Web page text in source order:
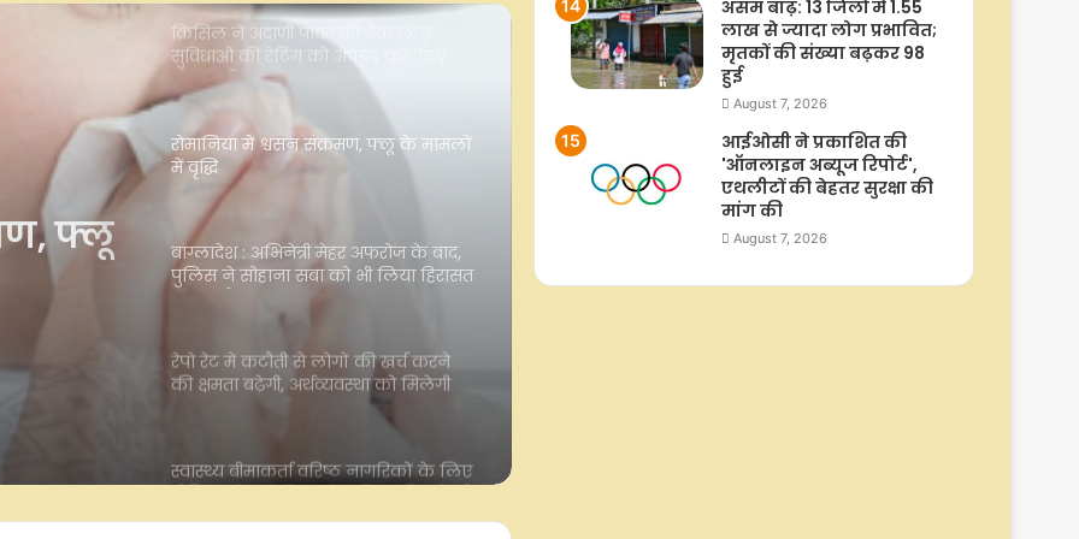
रोमानिया में श्वसन संक्रमण, फ्लू के मामलों
में वृद्धि
बांग्लादेश : अभिनेत्री मेहर अफरोज के बाद,
पुलिस ने सोहाना सबा को भी लिया हिरासत
में, क्या है मामला ?
रेपो रेट में कटौती से लोगों की खर्च करने
की क्षमता बढ़ेगी, अर्थव्यवस्था को मिलेगी
रफ्तार : एक्सपर्ट्स
स्वास्थ्य बीमाकर्ता वरिष्ठ नागरिकों के लिए
प्रीमियम में 10 प्रतिशत से अधिक की बढ़ोतरी
आरबीआई एमपीसी से पहले सपाट खुला
असम बाढ़: 13 जिलों में 1.55
लाख से ज्यादा लोग प्रभावित;
मृतकों की संख्या बढ़कर 98
हुई
August 7, 2026
आईओसी ने प्रकाशित की
'ऑनलाइन अब्यूज रिपोर्ट',
एथलीटों की बेहतर सुरक्षा की
मांग की
August 7, 2026